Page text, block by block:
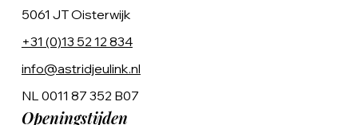
5061 JT Oisterwijk
+31 (0)13 52 12 834
info@astridjeulink.nl
NL 0011 87 352 B07
Openingstijden